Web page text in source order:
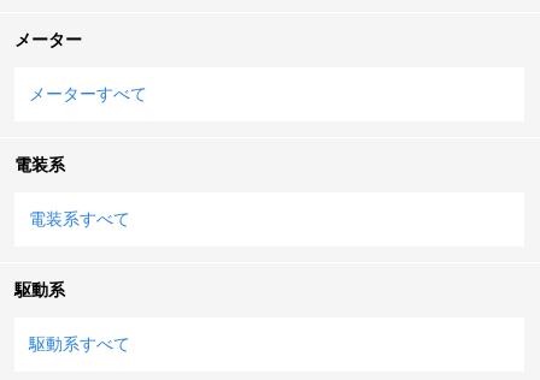
メーター
メーターすべて
電装系
電装系すべて
駆動系
駆動系すべて